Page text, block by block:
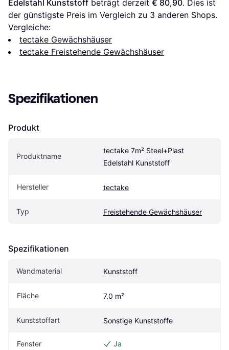
Edelstahl Kunststoff beträgt derzeit € 80,90. Dies ist
der günstigste Preis im Vergleich zu 3 anderen Shops.
Vergleiche:
tectake Gewächshäuser
tectake Freistehende Gewächshäuser
Spezifikationen
Produkt
Produktname
tectake 7m² Steel+Plast
Edelstahl Kunststoff
Hersteller tectake
Typ Freistehende Gewächshäuser
Spezifikationen
Wandmaterial Kunststoff
Fläche 7.0 m²
Kunststoffart Sonstige Kunststoffe
Fenster Ja